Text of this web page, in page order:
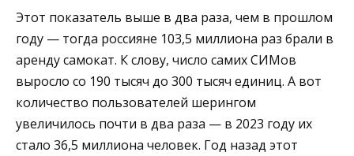
Этот показатель выше в два раза, чем в прошлом
году — тогда россияне 103,5 миллиона раз брали в
аренду самокат. К слову, число самих СИМов
выросло со 190 тысяч до 300 тысяч единиц. А вот
количество пользователей шерингом
увеличилось почти в два раза — в 2023 году их
стало 36,5 миллиона человек. Год назад этот